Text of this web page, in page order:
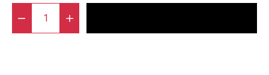
-
Tafeldecoratie
+